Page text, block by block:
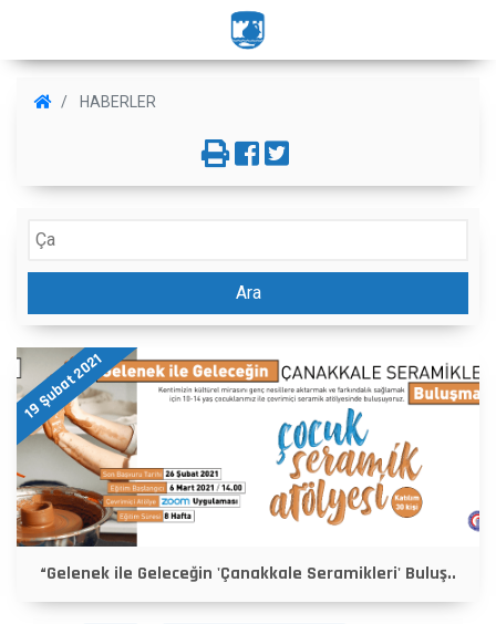
HABERLER
Ara
19 Şubat 2021
“Gelenek ile Geleceğin 'Çanakkale Seramikleri' Buluş..